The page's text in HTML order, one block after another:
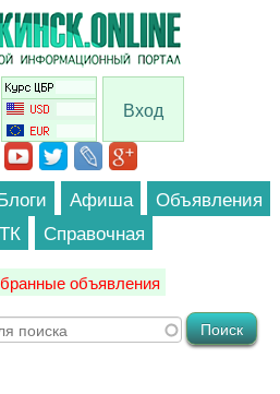
Вход
Афиша
Объявления
Справочная
объявления